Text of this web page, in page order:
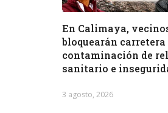
En Calimaya,
bloquearán
contaminación de
sanitario e
3 agosto, 2026